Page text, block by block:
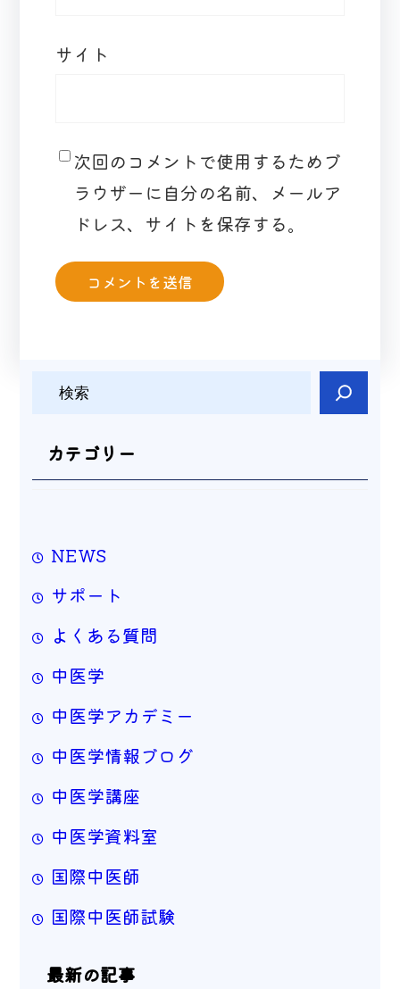
サイト
次回のコメントで使用するためブ
ラウザーに自分の名前、メールア
ドレス、サイトを保存する。
カテゴリー
NEWS
サポート
よくある質問
中医学
中医学アカデミー
中医学情報ブログ
中医学講座
中医学資料室
国際中医師
国際中医師試験
最新の記事